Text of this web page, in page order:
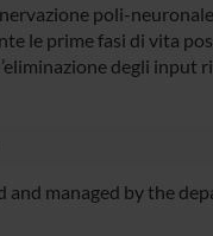
poli-
le prime fasi di vita
degli input
and managed by the